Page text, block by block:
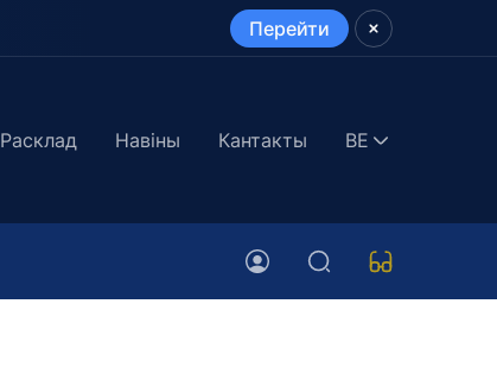
Перейти
Расклад Навіны Кантакты BE